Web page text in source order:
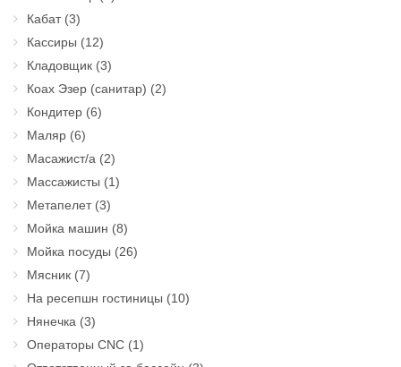
Кабат(3)
Кассиры (12)
Кладовщик (3)
Коах Эзер (санитар) (2)
Кондитер (6)
Маляр (6)
Масажист/а (2)
Массажисты (1)
Метапелет(3)
Мойка машин (8)
Мойка посуды (26)
Мясник (7)
На ресепшн гостиницы (10)
Нянечка (3)
Операторы CNC (1)